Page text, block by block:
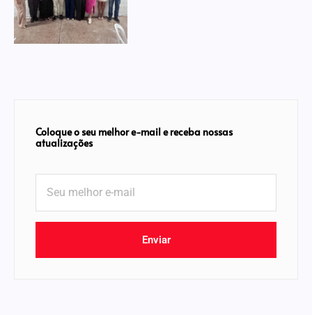
Coloque o seu melhor e-mail e receba nossas
atualizações
Enviar